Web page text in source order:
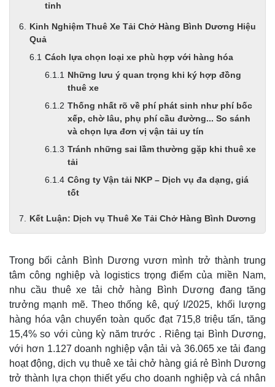
tỉnh
Kinh Nghiệm Thuê Xe Tải Chở Hàng Bình Dương Hiệu
Quả
Cách lựa chọn loại xe phù hợp với hàng hóa
Những lưu ý quan trọng khi ký hợp đồng
thuê xe
Thống nhất rõ về phí phát sinh như phí bốc
xếp, chờ lâu, phụ phí cầu đường... So sánh
và chọn lựa đơn vị vận tải uy tín
Tránh những sai lầm thường gặp khi thuê xe
tải
Công ty Vận tải NKP – Dịch vụ đa dạng, giá
tốt
Kết Luận: Dịch vụ Thuê Xe Tải Chở Hàng Bình Dương
Trong bối cảnh Bình Dương vươn mình trở thành trung
tâm công nghiệp và logistics trọng điểm của miền Nam,
nhu cầu thuê xe tải chở hàng Bình Dương đang tăng
trưởng mạnh mẽ. Theo thống kê, quý I/2025, khối lượng
hàng hóa vận chuyển toàn quốc đạt 715,8 triệu tấn, tăng
15,4% so với cùng kỳ năm trước . Riêng tại Bình Dương,
với hơn 1.127 doanh nghiệp vận tải và 36.065 xe tải đang
hoạt động, dịch vụ thuê xe tải chở hàng giá rẻ Bình Dương
trở thành lựa chọn thiết yếu cho doanh nghiệp và cá nhân